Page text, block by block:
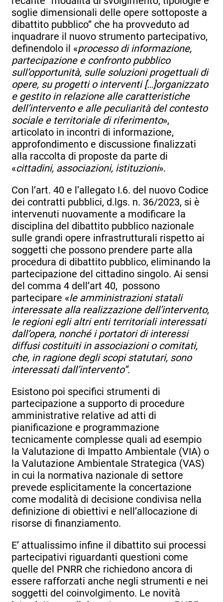
soglie dimensionali delle opere sottoposte a
dibattito pubblico” che ha provveduto ad
inquadrare il nuovo strumento partecipativo,
definendolo il «processo di informazione,
partecipazione e confronto pubblico
sull’opportunità, sulle soluzioni progettuali di
opere, su progetti o interventi […]organizzato
e gestito in relazione alle caratteristiche
dell’intervento e alle peculiarità del contesto
sociale e territoriale di riferimento»,
articolato in incontri di informazione,
approfondimento e discussione finalizzati
alla raccolta di proposte da parte di
«cittadini, associazioni, istituzioni».
Con l’art. 40 e l’allegato I.6. del nuovo Codice
dei contratti pubblici, d.lgs. n. 36/2023, si è
intervenuti nuovamente a modificare la
disciplina del dibattito pubblico nazionale
sulle grandi opere infrastrutturali rispetto ai
soggetti che possono prendere parte alla
procedura di dibattito pubblico, eliminando la
partecipazione del cittadino singolo. Ai sensi
del comma 4 dell’art 40, possono
partecipare «le amministrazioni statali
interessate alla realizzazione dell’intervento,
le regioni egli altri enti territoriali interessati
dall’opera, nonché i portatori di interessi
diffusi costituiti in associazioni o comitati,
che, in ragione degli scopi statutari, sono
interessati dall’intervento”.
Esistono poi specifici strumenti di
partecipazione a supporto di procedure
amministrative relative ad atti di
pianificazione e programmazione
tecnicamente complesse quali ad esempio
la Valutazione di Impatto Ambientale (VIA) o
la Valutazione Ambientale Strategica (VAS)
in cui la normativa nazionale di settore
prevede esplicitamente la concertazione
come modalità di decisione condivisa nella
definizione di obiettivi e nell’allocazione di
risorse di finanziamento.
E’ attualissimo infine il dibattito sui processi
partecipativi riguardanti questioni come
quelle del PNRR che richiedono ancora di
essere rafforzati anche negli strumenti e nei
soggetti del coinvolgimento. Le novità